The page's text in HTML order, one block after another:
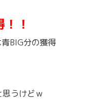
！
BIG分の獲得
うけどｗ